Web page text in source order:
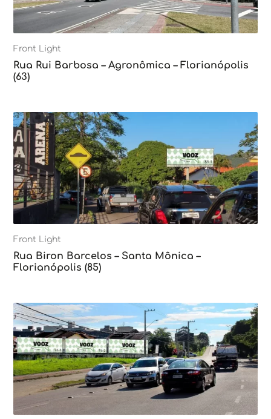
Front Light
Rua Rui Barbosa – Agronômica – Florianópolis
(63)
Front Light
Rua Biron Barcelos – Santa Mônica –
Florianópolis (85)